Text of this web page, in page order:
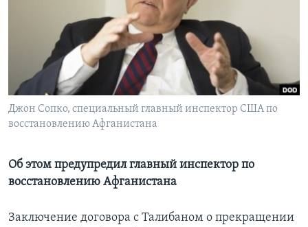
Learning English
СОЦИАЛЬНЫЕ СЕТИ
Языки
Джон Сопко, специальный главный инспектор США по
восстановлению Афганистана
Об этом предупредил главный инспектор по
восстановлению Афганистана
Заключение договора с Талибаном о прекращении